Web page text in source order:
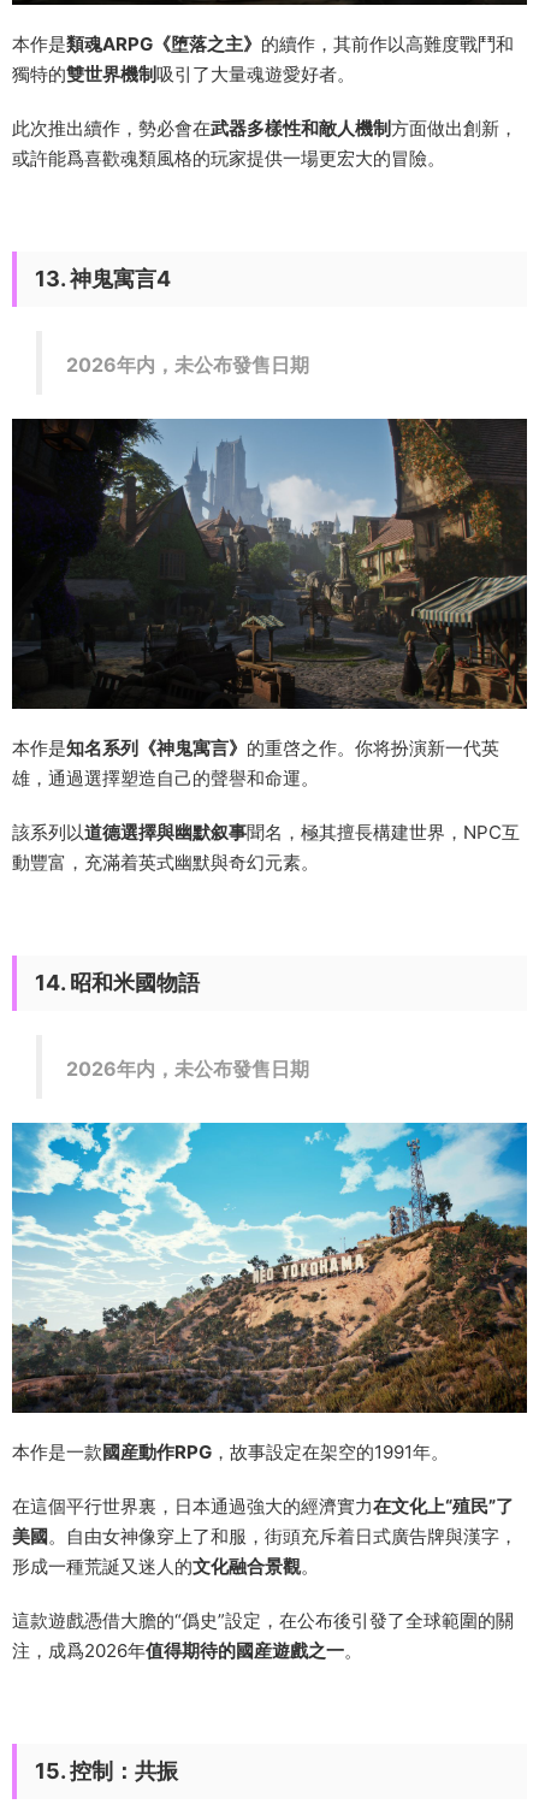
本作是類魂ARPG《堕落之主》 的續作，其前作以高難度戰鬥和
獨特的雙世界機制吸引了大量魂遊愛好者。
此次推出續作，勢必會在武器多樣性和敵人機制方面做出創新，
或許能爲喜歡魂類風格的玩家提供一場更宏大的冒險。
13. 神鬼寓言4
2026年内，未公布發售日期
本作是知名系列《神鬼寓言》 的重啓之作。你将扮演新一代英
雄，通過選擇塑造自己的聲譽和命運。
該系列以道德選擇與幽默叙事聞名，極其擅長構建世界，NPC互
動豐富，充滿着英式幽默與奇幻元素。
14. 昭和米國物語
2026年内，未公布發售日期
本作是一款國産動作RPG ，故事設定在架空的1991年。
在這個平行世界裏，日本通過強大的經濟實力在文化上“殖民”了
美國。自由女神像穿上了和服，街頭充斥着日式廣告牌與漢字，
形成一種荒誕又迷人的文化融合景觀。
這款遊戲憑借大膽的“僞史”設定，在公布後引發了全球範圍的關
注，成爲2026年值得期待的國産遊戲之一。
15. 控制：共振